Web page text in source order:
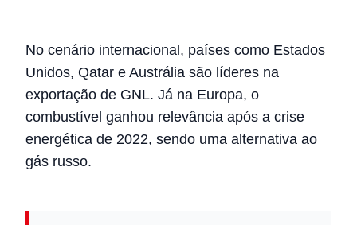
No cenário internacional, países como Estados
Unidos, Qatar e Austrália são líderes na
exportação de GNL. Já na Europa, o
combustível ganhou relevância após a crise
energética de 2022, sendo uma alternativa ao
gás russo.